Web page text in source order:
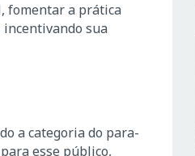
fomentar a prática
incentivando sua
a categoria do para-
esse público,